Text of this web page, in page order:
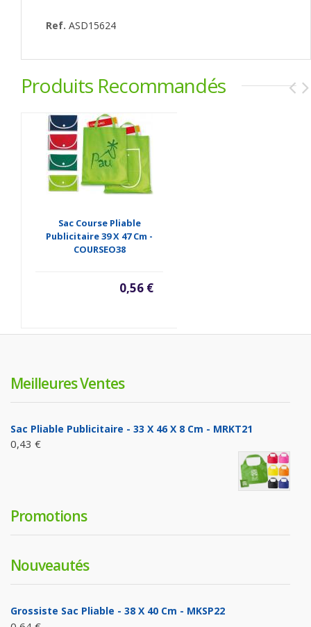
Ref. ASD15624
Produits Recommandés
Sac Course Pliable
Publicitaire 39 X 47 Cm -
COURSEO38
0,56 €
Meilleures Ventes
Sac Pliable Publicitaire - 33 X 46 X 8 Cm - MRKT21
0,43 €
Promotions
Nouveautés
Grossiste Sac Pliable - 38 X 40 Cm - MKSP22